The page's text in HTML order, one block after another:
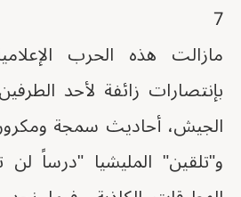
7
مازالت هذه الحرب
بإنتصارات زائفة لأحد
الجيش، أحاديث سمجة
و"تلقين" المليشيا "درساً